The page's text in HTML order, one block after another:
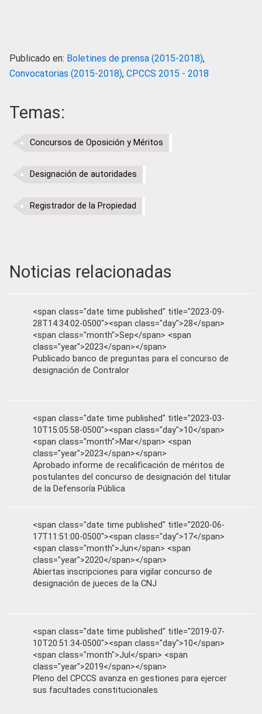
Publicado en: Boletines de prensa (2015-2018),
Convocatorias (2015-2018), CPCCS 2015 - 2018
Temas:
Concursos de Oposición y Méritos
Designación de autoridades
Registrador de la Propiedad
Noticias relacionadas
<span class="date time published" title="2023-09-
28T14:34:02-0500"><span class="day">28</span>
<span class="month">Sep</span> <span
class="year">2023</span></span>
Publicado banco de preguntas para el concurso de
designación de Contralor
<span class="date time published" title="2023-03-
10T15:05:58-0500"><span class="day">10</span>
<span class="month">Mar</span> <span
class="year">2023</span></span>
Aprobado informe de recalificación de méritos de
postulantes del concurso de designación del titular
de la Defensoría Pública
<span class="date time published" title="2020-06-
17T11:51:00-0500"><span class="day">17</span>
<span class="month">Jun</span> <span
class="year">2020</span></span>
Abiertas inscripciones para vigilar concurso de
designación de jueces de la CNJ
<span class="date time published" title="2019-07-
10T20:51:34-0500"><span class="day">10</span>
<span class="month">Jul</span> <span
class="year">2019</span></span>
Pleno del CPCCS avanza en gestiones para ejercer
sus facultades constitucionales